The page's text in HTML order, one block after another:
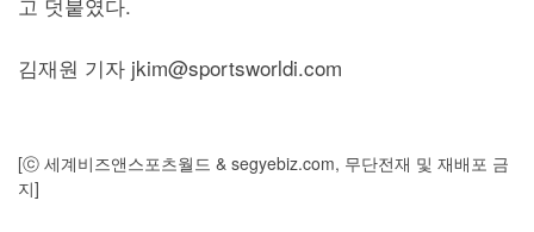
김재원 기자 jkim@sportsworldi.com
[ⓒ 세계비즈앤스포츠월드 & segyebiz.com, 무단전재 및 재배포 금
지]